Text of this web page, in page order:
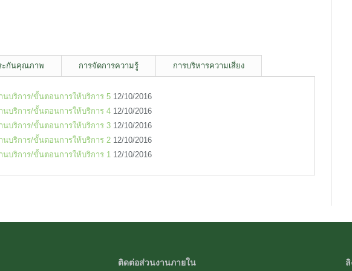
ะกันคุณภาพ การจัดการความรู้ การบริหารความเสี่ยง
นบริการ/ขั้นตอนการให้บริการ 5 12/10/2016
นบริการ/ขั้นตอนการให้บริการ 4 12/10/2016
นบริการ/ขั้นตอนการให้บริการ 3 12/10/2016
นบริการ/ขั้นตอนการให้บริการ 2 12/10/2016
นบริการ/ขั้นตอนการให้บริการ 1 12/10/2016
ติดต่อส่วนงานภายใน